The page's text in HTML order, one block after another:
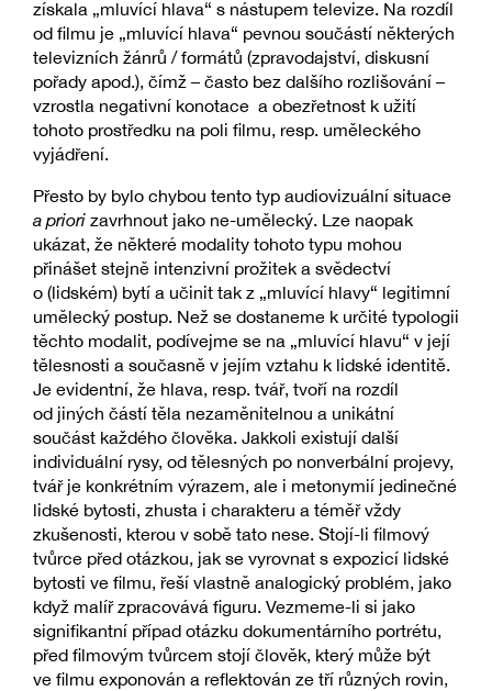
získala „mluvící hlava“ s nástupem televize. Na rozdíl
od filmu je „mluvící hlava“ pevnou součástí některých
televizních žánrů / formátů (zpravodajství, diskusní
pořady apod.), čímž – často bez dalšího rozlišování –
vzrostla negativní konotace a obezřetnost k užití
tohoto prostředku na poli filmu, resp. uměleckého
vyjádření.
Přesto by bylo chybou tento typ audiovizuální situace
a priori zavrhnout jako ne-umělecký. Lze naopak
ukázat, že některé modality tohoto typu mohou
přinášet stejně intenzivní prožitek a svědectví
o (lidském) bytí a učinit tak z „mluvící hlavy“ legitimní
umělecký postup. Než se dostaneme k určité typologii
těchto modalit, podívejme se na „mluvící hlavu“ v její
tělesnosti a současně v jejím vztahu k lidské identitě.
Je evidentní, že hlava, resp. tvář, tvoří na rozdíl
od jiných částí těla nezaměnitelnou a unikátní
součást každého člověka. Jakkoli existují další
individuální rysy, od tělesných po nonverbální projevy,
tvář je konkrétním výrazem, ale i metonymií jedinečné
lidské bytosti, zhusta i charakteru a téměř vždy
zkušenosti, kterou v sobě tato nese. Stojí-li filmový
tvůrce před otázkou, jak se vyrovnat s expozicí lidské
bytosti ve filmu, řeší vlastně analogický problém, jako
když malíř zpracovává figuru. Vezmeme-li si jako
signifikantní případ otázku dokumentárního portrétu,
před filmovým tvůrcem stojí člověk, který může být
ve filmu exponován a reflektován ze tří různých rovin,